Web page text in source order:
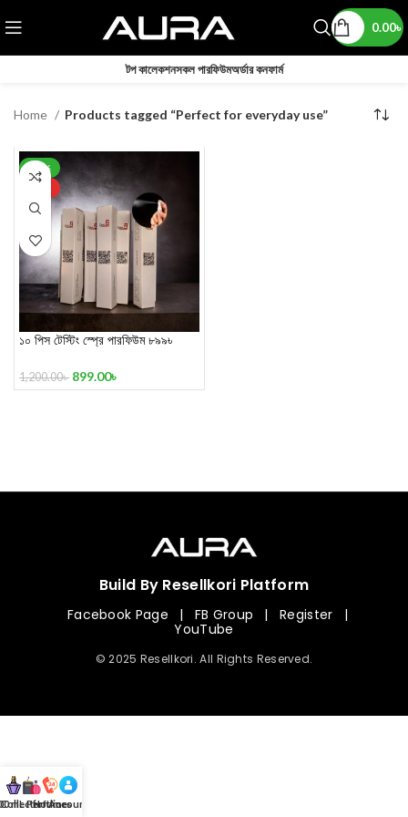
0.00৳
টপ কালেকশনসকল পারফিউমঅর্ডার কনফার্ম
Home Products tagged “Perfect for everyday use”
-25%
১০ পিস টেস্টিং স্প্রে পারফিউম ৮৯৯৳
1,200.00৳ 899.00৳
Build By Resellkori Platform
Facebook Page | FB Group | Register
|
YouTube
© 2025 Resellkori. All Rights Reserved.
mL Perfumes
Hotline
Account